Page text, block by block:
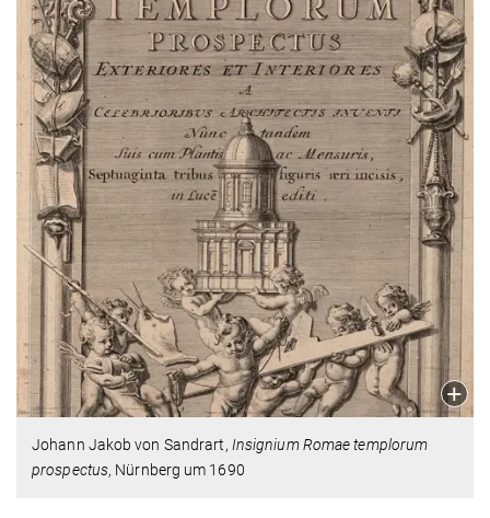
Johann Jakob von Sandrart, Insignium Romae templorum
prospectus, Nürnberg um 1690